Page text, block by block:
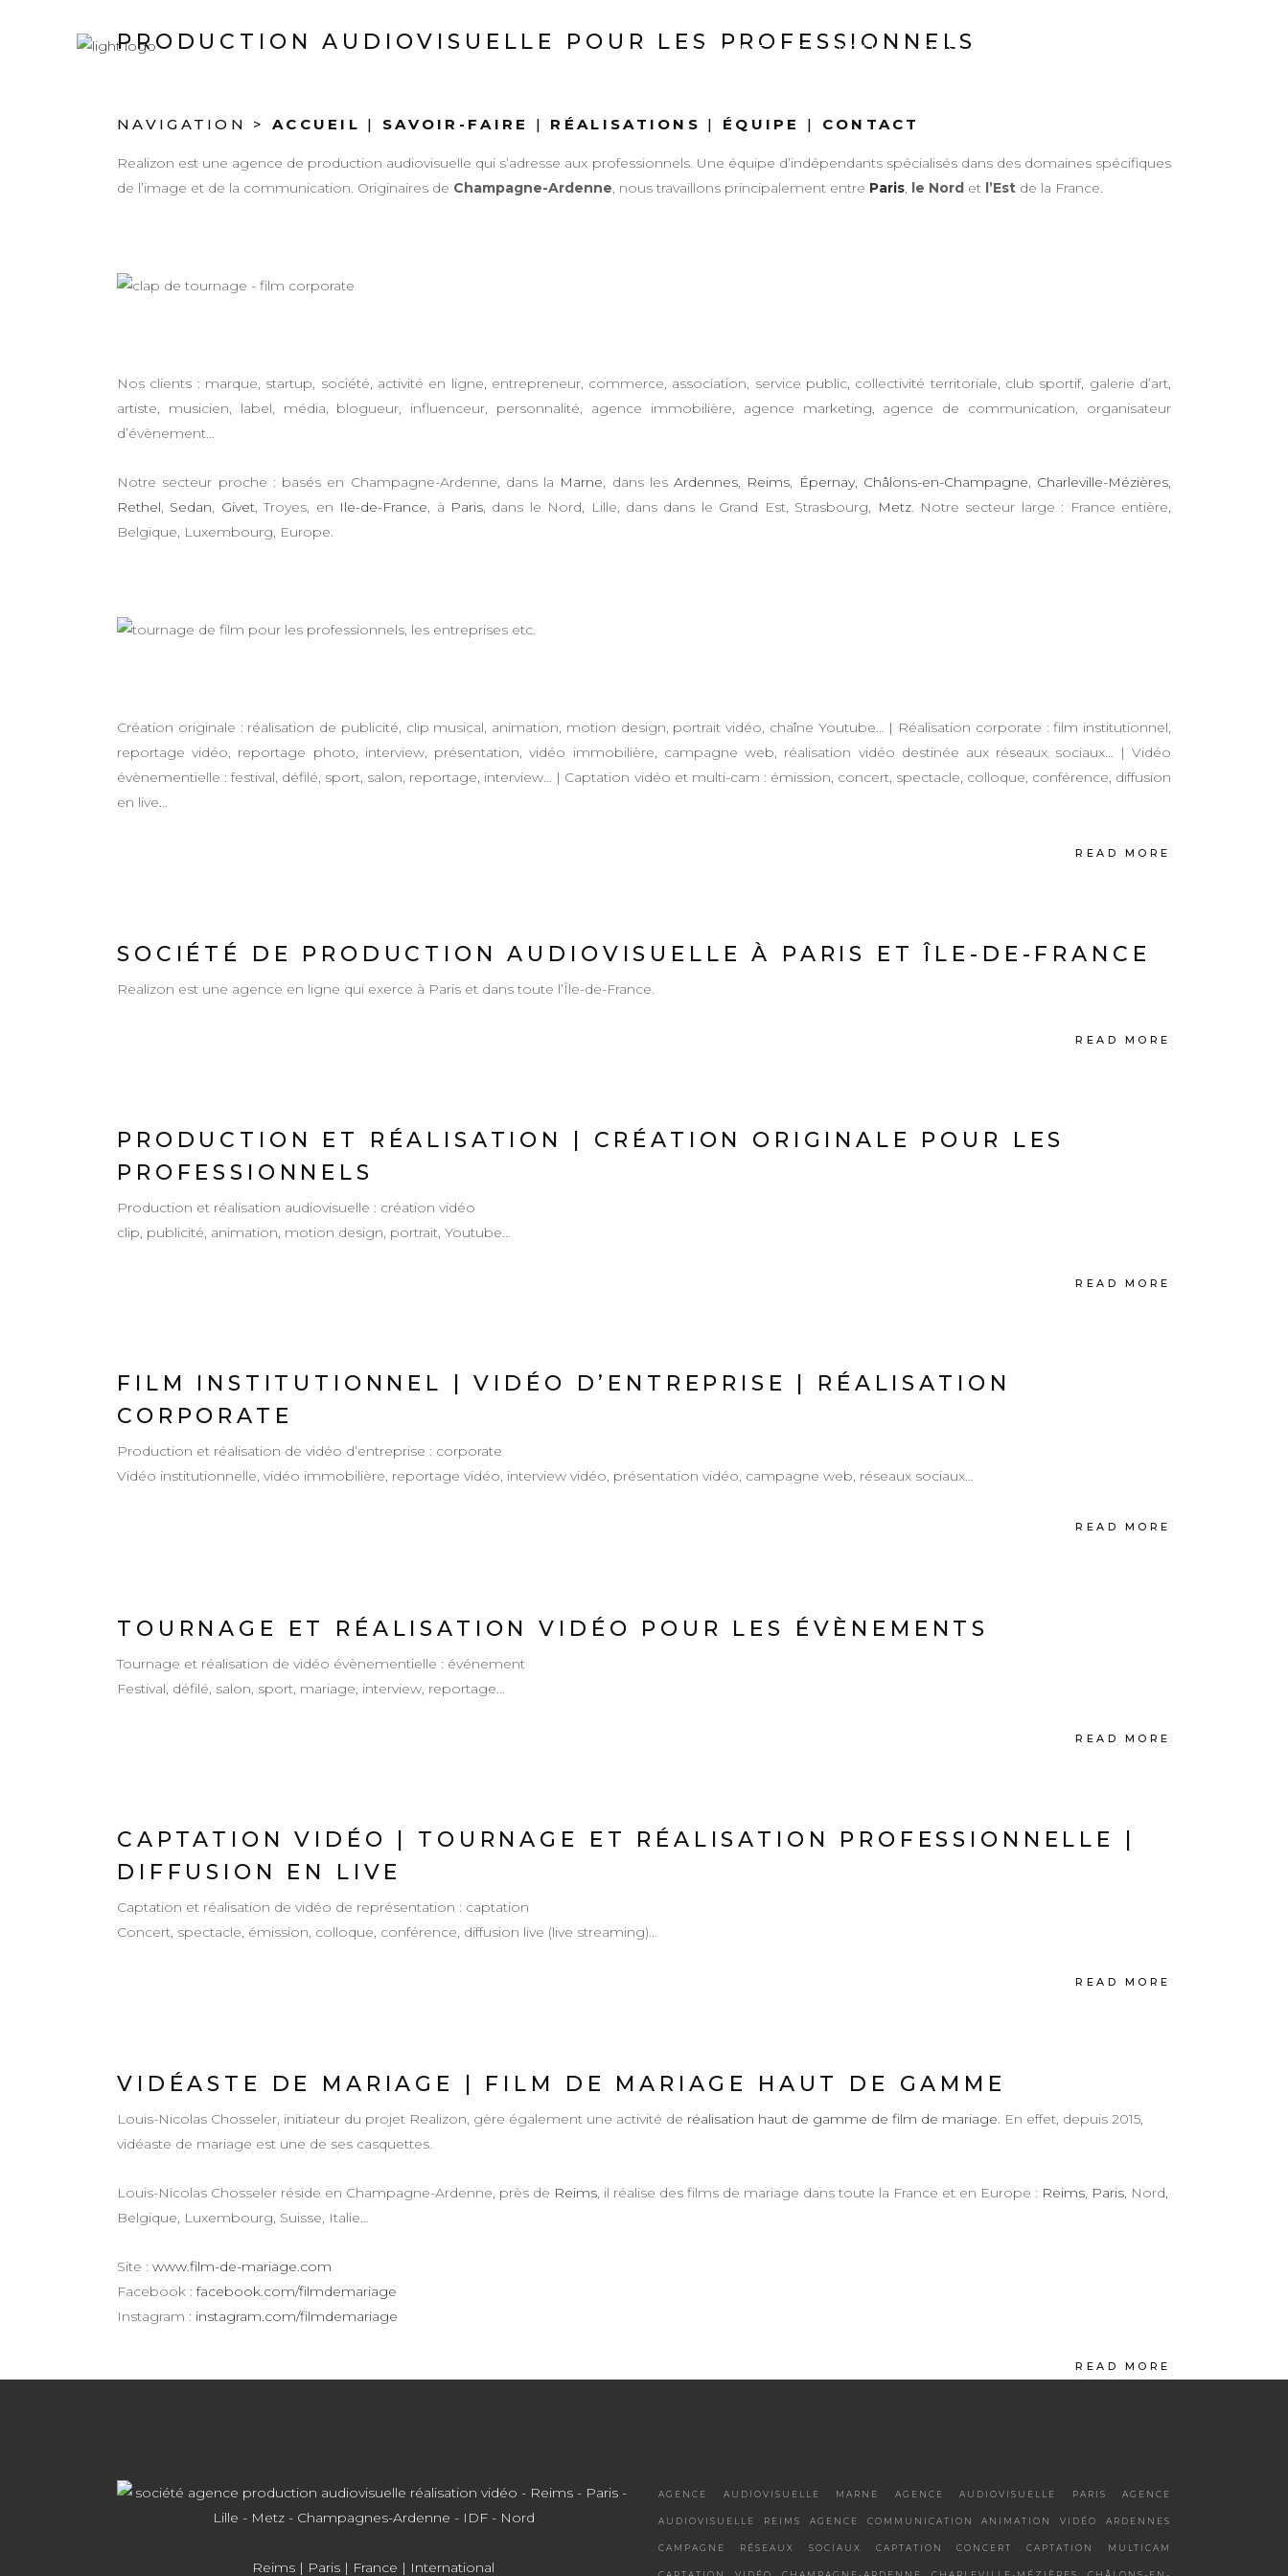
SAVOIR-FAIRE RÉALISATIONS
PRODUCTION AUDIOVISUELLE POUR LES PROFESSIONNELS
NAVIGATION > ACCUEIL | SAVOIR-FAIRE | RÉALISATIONS | ÉQUIPE | CONTACT
Realizon est une agence de production audiovisuelle qui s’adresse aux professionnels. Une équipe d’indépendants spécialisés dans des domaines spécifiques
de l’image et de la communication. Originaires de Champagne-Ardenne, nous travaillons principalement entre Paris, le Nord et l’Est de la France.
Nos clients : marque, startup, société, activité en ligne, entrepreneur, commerce, association, service public, collectivité territoriale, club sportif, galerie d’art,
artiste, musicien, label, média, blogueur, influenceur, personnalité, agence immobilière, agence marketing, agence de communication, organisateur
d’évènement…
Notre secteur proche : basés en Champagne-Ardenne, dans la Marne, dans les Ardennes, Reims, Épernay, Châlons-en-Champagne, Charleville-Mézières,
Rethel, Sedan, Givet, Troyes, en Ile-de-France, à Paris, dans le Nord, Lille, dans dans le Grand Est, Strasbourg, Metz. Notre secteur large : France entière,
Belgique, Luxembourg, Europe.
Création originale : réalisation de publicité, clip musical, animation, motion design, portrait vidéo, chaîne Youtube… | Réalisation corporate : film institutionnel,
reportage vidéo, reportage photo, interview, présentation, vidéo immobilière, campagne web, réalisation vidéo destinée aux réseaux sociaux… | Vidéo
évènementielle : festival, défilé, sport, salon, reportage, interview… | Captation vidéo et multi-cam : émission, concert, spectacle, colloque, conférence, diffusion
en live…
READ MORE
SOCIÉTÉ DE PRODUCTION AUDIOVISUELLE À PARIS ET ÎLE-DE-FRANCE
Realizon est une agence en ligne qui exerce à Paris et dans toute l’Île-de-France.
READ MORE
PRODUCTION ET RÉALISATION | CRÉATION ORIGINALE POUR LES
PROFESSIONNELS
Production et réalisation audiovisuelle : création vidéo
clip, publicité, animation, motion design, portrait, Youtube…
READ MORE
FILM INSTITUTIONNEL | VIDÉO D’ENTREPRISE | RÉALISATION
CORPORATE
Production et réalisation de vidéo d’entreprise : corporate
Vidéo institutionnelle, vidéo immobilière, reportage vidéo, interview vidéo, présentation vidéo, campagne web, réseaux sociaux…
READ MORE
TOURNAGE ET RÉALISATION VIDÉO POUR LES ÉVÈNEMENTS
Tournage et réalisation de vidéo évènementielle : événement
Festival, défilé, salon, sport, mariage, interview, reportage…
READ MORE
CAPTATION VIDÉO | TOURNAGE ET RÉALISATION PROFESSIONNELLE |
DIFFUSION EN LIVE
Captation et réalisation de vidéo de représentation : captation
Concert, spectacle, émission, colloque, conférence, diffusion live (live streaming)…
READ MORE
VIDÉASTE DE MARIAGE | FILM DE MARIAGE HAUT DE GAMME
Louis-Nicolas Chosseler, initiateur du projet Realizon, gère également une activité de réalisation haut de gamme de film de mariage. En effet, depuis 2015,
vidéaste de mariage est une de ses casquettes.
Louis-Nicolas Chosseler réside en Champagne-Ardenne, près de Reims, il réalise des films de mariage dans toute la France et en Europe : Reims, Paris, Nord,
Belgique, Luxembourg, Suisse, Italie…
Site : www.film-de-mariage.com
Facebook :facebook.com/filmdemariage
Instagram : instagram.com/filmdemariage
READ MORE
Reims | Paris | France | International
AGENCE AUDIOVISUELLE MARNE AGENCE AUDIOVISUELLE PARIS AGENCE
AUDIOVISUELLE REIMS AGENCE COMMUNICATION ANIMATION VIDÉO ARDENNES
CAMPAGNE RÉSEAUX SOCIAUX CAPTATION CONCERT CAPTATION MULTICAM